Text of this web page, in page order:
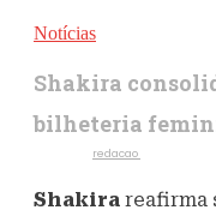
Notícias
Shakira
bilheteria
redacao
Shakira reafirma